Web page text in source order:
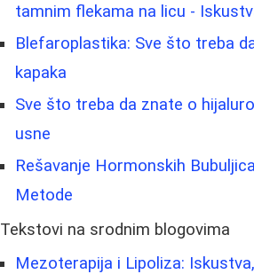
tamnim flekama na licu -
Blefaroplastika: Sve što treba
kapaka
Sve što treba da znate o
usne
Rešavanje Hormonskih
Metode
Tekstovi na srodnim blogovima
Mezoterapija i Lipoliza: